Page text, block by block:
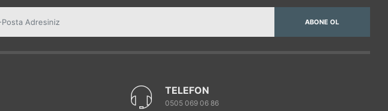
ABONE OL
TELEFON
0505 069 06 86